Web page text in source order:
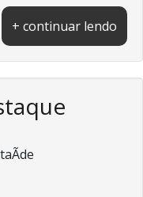
+ continuar lendo